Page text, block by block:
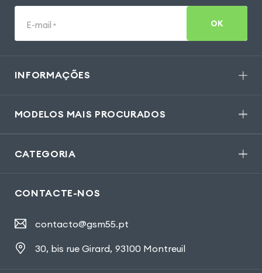
E-mail * OK
INFORMAÇÕES
MODELOS MAIS PROCURADOS
CATEGORIA
CONTACTE-NOS
contacto@gsm55.pt
30, bis rue Girard, 93100 Montreuil